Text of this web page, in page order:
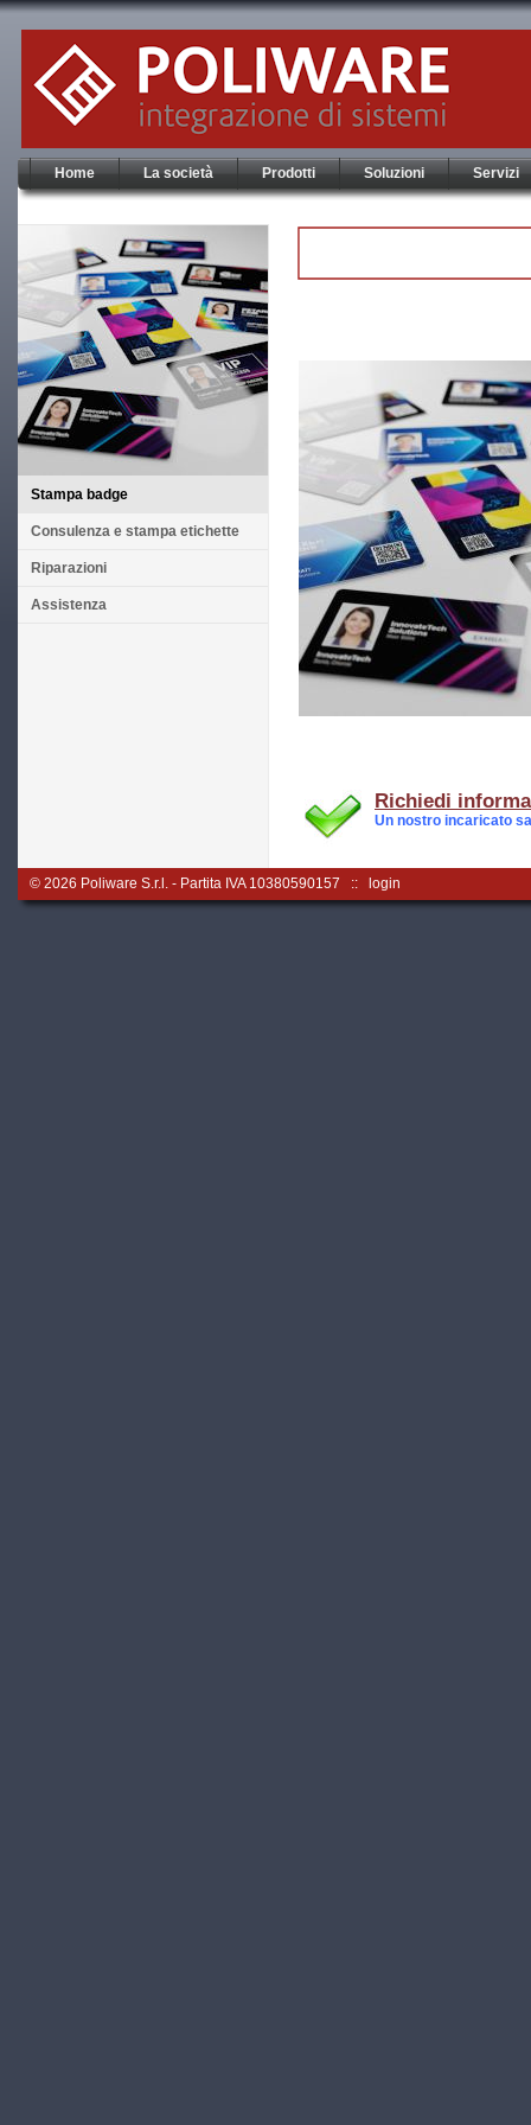
Home La società Prodotti Soluzioni Servizi
Richiedi
Un nostro incaricato
Stampa badge
Consulenza e stampa etichette
Riparazioni
Assistenza
© 2026 Poliware S.r.l. - Partita IVA 10380590157 :: login